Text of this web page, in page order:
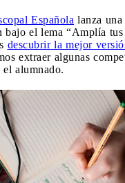
Española lanza
bajo el lema “Amplía
descubrir la mejor
extraer algunas
alumnado.